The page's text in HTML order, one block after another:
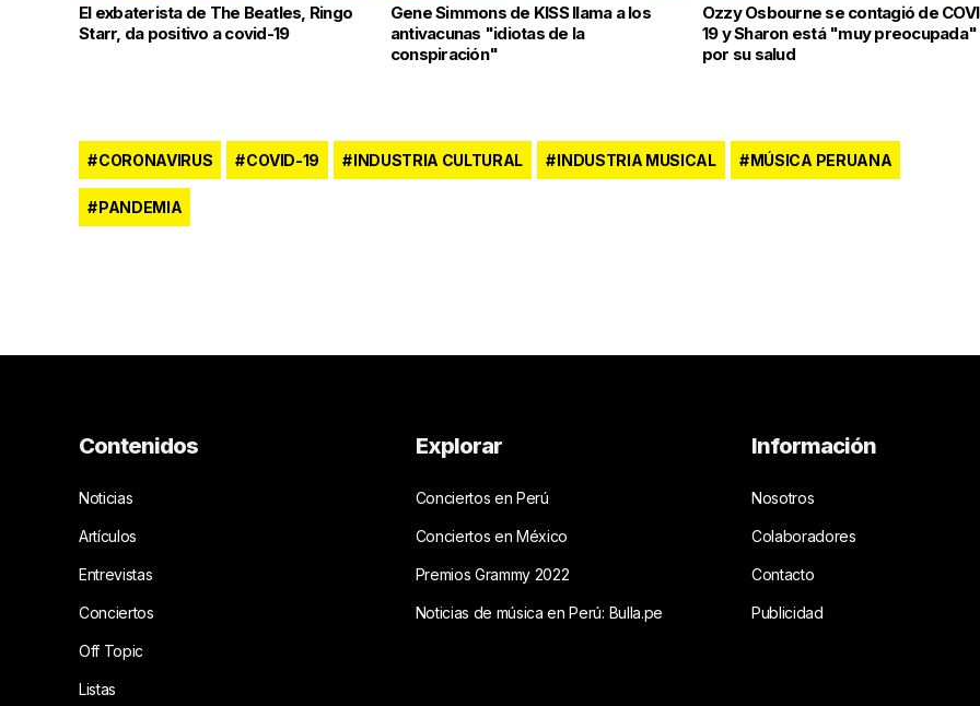
El exbaterista de The Beatles, Ringo
Starr, da positivo a covid-19
Gene Simmons de KISS llama a los
antivacunas "idiotas de la
conspiración"
Ozzy Osbourne se contagió de
19 y Sharon está "muy preocupada"
por su salud
CORONAVIRUS COVID-19 INDUSTRIA CULTURAL INDUSTRIA MUSICAL MÚSICA PERUANA
PANDEMIA
Contenidos
Noticias
Artículos
Entrevistas
Conciertos
Off Topic
Listas
Explorar
Conciertos en Perú
Conciertos en México
Premios Grammy 2022
Noticias de música en Perú: Bulla.pe
Información
Nosotros
Colaboradores
Contacto
Publicidad